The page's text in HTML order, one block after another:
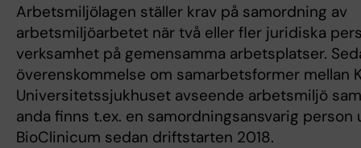
Arbetsmiljölagen ställer krav på samordning av
arbetsmiljöarbetet när två eller fler juridiska
verksamhet på gemensamma arbetsplatser.
överenskommelse om samarbetsformer mellan
Universitetssjukhuset avseende arbetsmiljö
anda finns t.ex. en samordningsansvarig person
BioClinicum sedan driftstarten 2018.